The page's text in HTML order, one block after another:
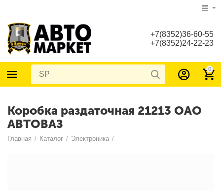
+7(8352)36-60-55
+7(8352)24-22-23
0
Коробка раздаточная 21213 ОАО
АВТОВАЗ
Главная / Каталог / Электроника /